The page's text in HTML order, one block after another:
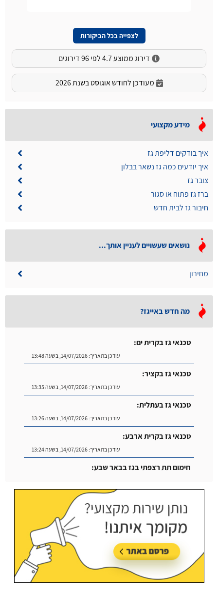
לצפייה בכל הביקורות
דירוג ממוצע 4.7 לפי 96 דירוגים
מעודכן לחודש אוגוסט בשנת 2026
מידע מקצועי
איך בודקים דליפת גז
איך יודעים כמה גז נשאר בבלון
צובר גז
ברז גז פתוח או סגור
חיבור גז לבית חדש
נושאים שעשויים לעניין אותך...
מחירון
מה חדש באייגז?
טכנאי גז בקרית ים:
עודכן בתאריך:14/07/2026, בשעה 13:48
טכנאי גז בקציר:
עודכן בתאריך:14/07/2026, בשעה 13:35
טכנאי גז בעתלית:
עודכן בתאריך:14/07/2026, בשעה 13:26
טכנאי גז בקרית ארבע:
עודכן בתאריך:14/07/2026, בשעה 13:24
חימום תת רצפתי בגז בבאר שבע: